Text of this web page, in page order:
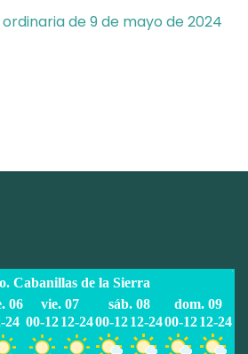
de 9 de mayo de 2024